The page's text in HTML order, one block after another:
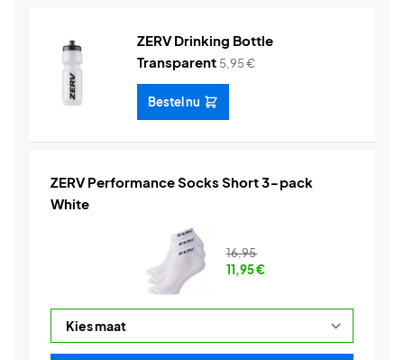
ZERV Drinking Bottle
Transparent 5,95€
Bestel nu
ZERV Performance Socks Short 3-pack
White
16,95
11,95€